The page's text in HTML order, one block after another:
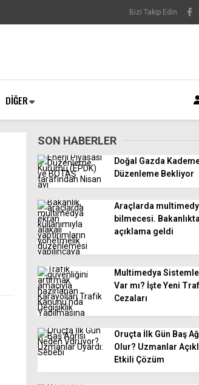
Bizi Takip Edin
DİĞER
SON HABERLER
Doğal Gazda
Düzenleme Bekliyor
Araçlarda
bilmecesi.
açıklama geldi
Multimedya
Var mı? İşte Yeni
Cezaları
Oruçta İlk Gün Baş
Olur? Uzmanlar
Etkili Çözüm